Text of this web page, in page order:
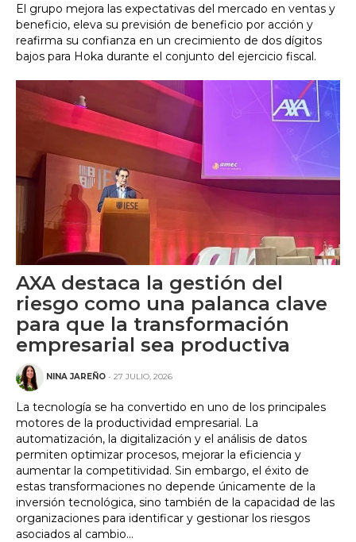
El grupo mejora las expectativas del mercado en ventas y
beneficio, eleva su previsión de beneficio por acción y
reafirma su confianza en un crecimiento de dos dígitos
bajos para Hoka durante el conjunto del ejercicio fiscal.
AXA destaca la gestión del
riesgo como una palanca clave
para que la transformación
empresarial sea productiva
NINA JAREÑO - 27 JULIO, 2026
La tecnología se ha convertido en uno de los principales
motores de la productividad empresarial. La
automatización, la digitalización y el análisis de datos
permiten optimizar procesos, mejorar la eficiencia y
aumentar la competitividad. Sin embargo, el éxito de
estas transformaciones no depende únicamente de la
inversión tecnológica, sino también de la capacidad de las
organizaciones para identificar y gestionar los riesgos
asociados al cambio...